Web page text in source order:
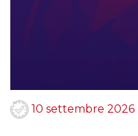
10 settembre 2026